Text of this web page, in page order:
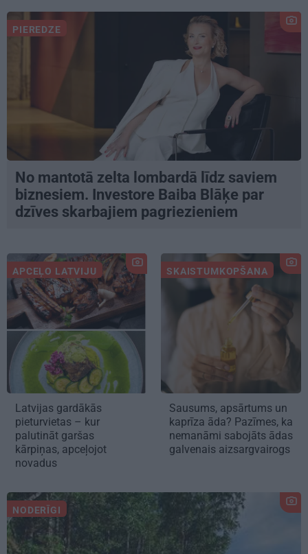
PIEREDZE
No mantotā zelta lombardā līdz saviem
biznesiem. Investore Baiba Blāķe par
dzīves skarbajiem pagriezieniem
APCEĻO LATVIJU
Latvijas gardākās
pieturvietas – kur
palutināt garšas
kārpiņas, apceļojot
novadus
SKAISTUMKOPŠANA
Sausums, apsārtums un
kaprīza āda? Pazīmes, ka
nemanāmi sabojāts ādas
galvenais aizsargvairogs
NODERĪGI